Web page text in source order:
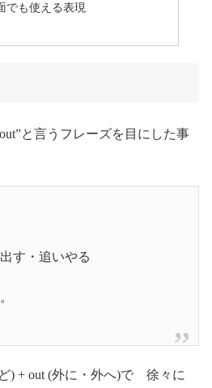
でも使える表現
と言うフレーズを目にした事
す・追いやる
) + out (外に・外へ)で 徐々に